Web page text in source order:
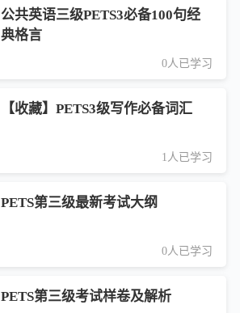
公共英语三级PETS3必备100句经
典格言
0人已学习
【收藏】PETS3级写作必备词汇
1人已学习
PETS第三级最新考试大纲
0人已学习
PETS第三级考试样卷及解析